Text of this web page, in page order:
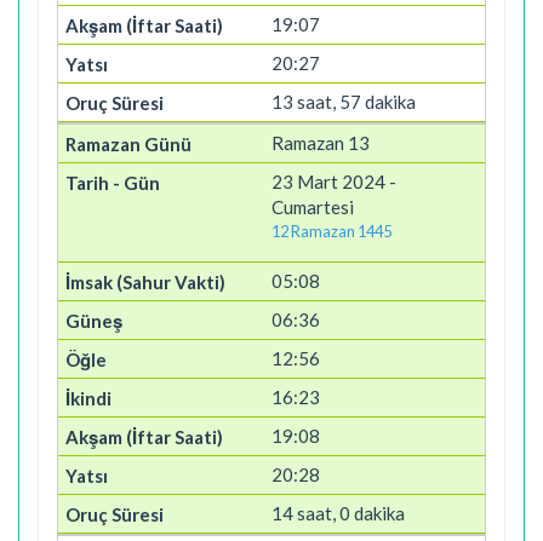
19:07
20:27
13 saat, 57 dakika
Ramazan 13
23 Mart 2024 -
Cumartesi
12 Ramazan 1445
05:08
06:36
12:56
16:23
19:08
20:28
14 saat, 0 dakika